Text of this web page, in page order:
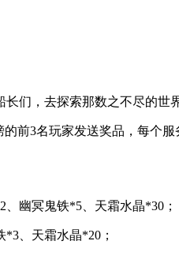
们，去探索那数之不尽的世
前3名玩家发送奖品，每
幽冥鬼铁*5、天霜水晶*30；
、天霜水晶*20；